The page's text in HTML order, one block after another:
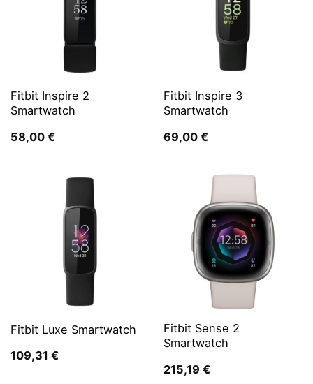
Fitbit Inspire 2
Smartwatch
58,00 €
Fitbit Inspire 3
Smartwatch
69,00 €
Fitbit Luxe Smartwatch
109,31 €
Fitbit Sense 2
Smartwatch
215,19 €